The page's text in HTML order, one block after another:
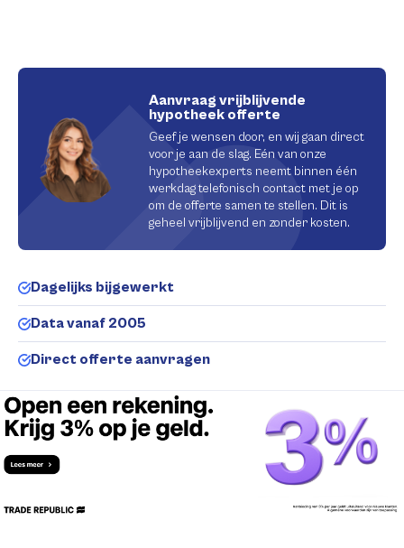
Aanvraag vrijblijvende
hypotheek offerte
Geef je wensen door, en wij gaan direct
voor je aan de slag. Eén van onze
hypotheekexperts neemt binnen één
werkdag telefonisch contact met je op
om de offerte samen te stellen. Dit is
geheel vrijblijvend en zonder kosten.
Dagelijks bijgewerkt
Data vanaf 2005
Direct offerte aanvragen